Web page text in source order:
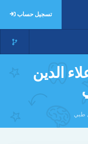
تسجيل حساب
الدين
طبي